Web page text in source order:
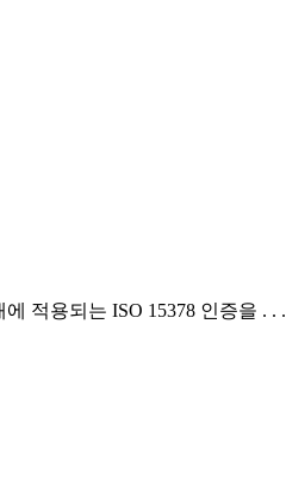
적용되는 ISO 15378 인증을 . . .